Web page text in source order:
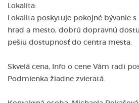
Lokalita:
Lokalita poskytuje pokojné bývanie
hrad a mesto, dobrú dopravnú
pešiu dostupnosť do centra mesta.
Skvelá cena, Info o cene Vám radi
Podmienka žiadne zvieratá.